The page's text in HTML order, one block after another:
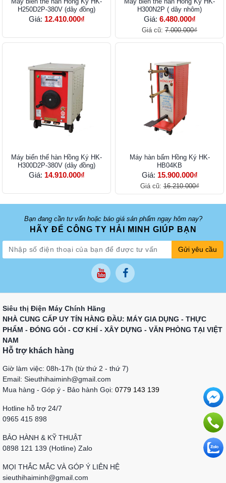
H250D2P-380V (dây đồng)
Giá: 12.410.000₫
H300N2P ( dây nhôm)
Giá: 6.480.000₫
Giá cũ: 7.000.000₫
Máy biến thế hàn Hồng Ký HK-
H300D2P-380V (dây đồng)
Giá: 14.910.000₫
Máy hàn bấm Hồng Ký HK-
HB04KB
Giá: 15.900.000₫
Giá cũ:16.210.000₫
Bạn đang cần tư vấn hoặc báo giá sản phẩm ngay hôm nay?
HÃY ĐỂ CÔNG TY HẢI MINH GIÚP BẠN
Gửi yêu cầu
Siêu thị Điện Máy Chính Hãng
NHÀ CUNG CẤP UY TÍN HÀNG ĐẦU: MÁY GIA DỤNG - THỰC
PHẨM - ĐÓNG GÓI - CƠ KHÍ - XÂY DỰNG - VĂN PHÒNG TẠI VIỆT
NAM
Hỗ trợ khách hàng
Giờ làm việc: 08h-17h (từ thứ 2 - thứ 7)
Email: Sieuthihaiminh@gmail.com
Mua hàng - Góp ý - Bảo hành Gọi: 0779 143 139
Hotline hỗ trợ 24/7
0965 415 898
BẢO HÀNH & KỸ THUẬT
0898 121 139 (Hotline) Zalo
MỌI THẮC MẮC VÀ GÓP Ý LIÊN HỆ
sieuthihaiminh@gmail.com